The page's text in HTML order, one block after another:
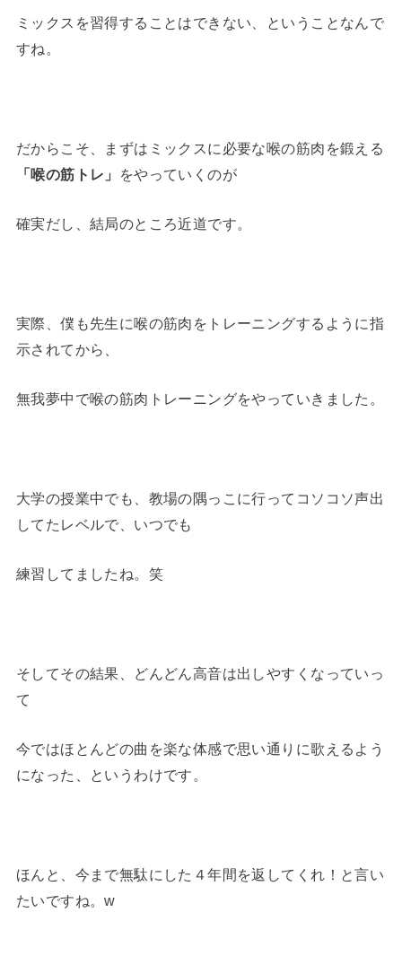
ミックスを習得することはできない、ということなんで
すね。
だからこそ、まずはミックスに必要な喉の筋肉を鍛える
「喉の筋トレ」
をやっていくのが
確実だし、結局のところ近道です。
実際、僕も先生に喉の筋肉をトレーニングするように指
示されてから、
無我夢中で喉の筋肉トレーニングをやっていきました。
大学の授業中でも、教場の隅っこに行ってコソコソ声出
してたレベルで、いつでも
練習してましたね。笑
そしてその結果、どんどん高音は出しやすくなっていっ
て
今ではほとんどの曲を楽な体感で思い通りに歌えるよう
になった、というわけです。
ほんと、今まで無駄にした４年間を返してくれ！と言い
たいですね。w